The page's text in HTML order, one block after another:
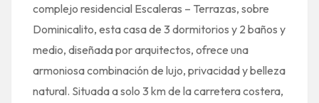
complejo residencial Escaleras – Terrazas, sobre
Dominicalito, esta casa de 3 dormitorios y 2 baños y
medio, diseñada por arquitectos, ofrece una
armoniosa combinación de lujo, privacidad y belleza
natural. Situada a solo 3 km de la carretera costera,